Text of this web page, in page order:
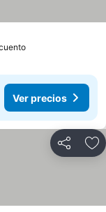
Ver precios
precios
Ver precios
Compartir